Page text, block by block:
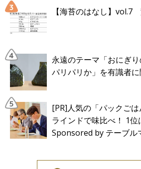
【海苔のはなし】
永遠のテーマ「おにぎ
パリパリか」を有識者に
[PR]人気の「パックご
ラインドで味比べ！ 1位
Sponsored by テーブル